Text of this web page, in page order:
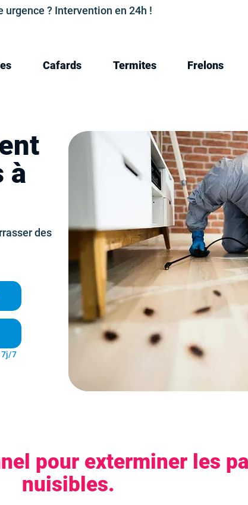
urgence ? Intervention en 24h !
Cafards Termites Frelons
à
des
7j/7
pour exterminer les
nuisibles.